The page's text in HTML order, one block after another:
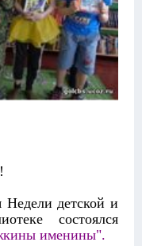
Недели детской и
состоялся
именины".